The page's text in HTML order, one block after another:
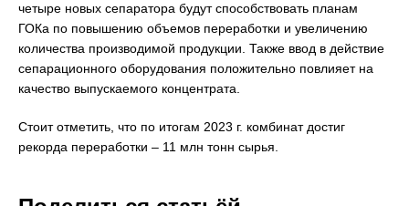
четыре новых сепаратора будут способствовать планам
ГОКа по повышению объемов переработки и увеличению
количества производимой продукции. Также ввод в действие
сепарационного оборудования положительно повлияет на
качество выпускаемого концентрата.
Стоит отметить, что по итогам 2023 г. комбинат достиг
рекорда переработки – 11 млн тонн сырья.